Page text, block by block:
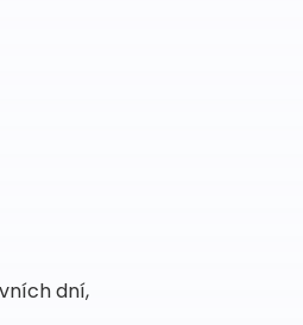
dní,